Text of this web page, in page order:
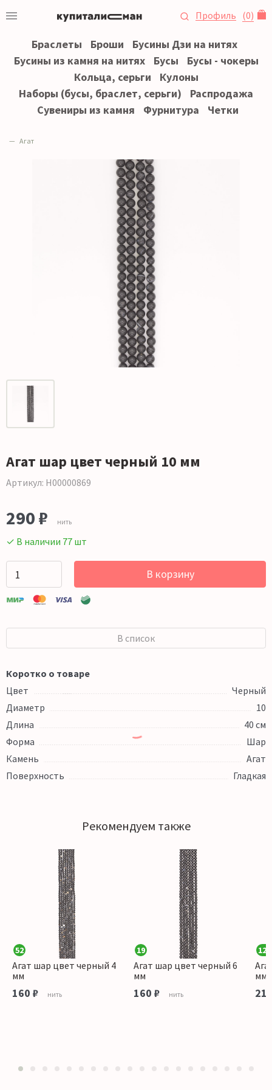
Профиль (0)
Браслеты Броши
Бусины Дзи на нитях
Бусины из камня на нитях
Бусы
Бусы - чокеры
Кольца, серьги
Кулоны
Наборы (бусы, браслет, серьги)
Распродажа
Сувениры из камня
Фурнитура Четки
Агат
Агат шар цвет черный 10 мм
Артикул: Н00000869
290 ₽ нить
✓ В наличии 77 шт
В корзину
В список
Коротко о товаре
Цвет
Черный
Диаметр
10
Длина
40 см
Форма
Шар
Камень
Агат
Поверхность
Гладкая
Рекомендуем также
52
Агат шар цвет черный 4
мм
160 ₽ нить
19
Агат шар цвет черный 6
мм
160 ₽ нить
126
мм